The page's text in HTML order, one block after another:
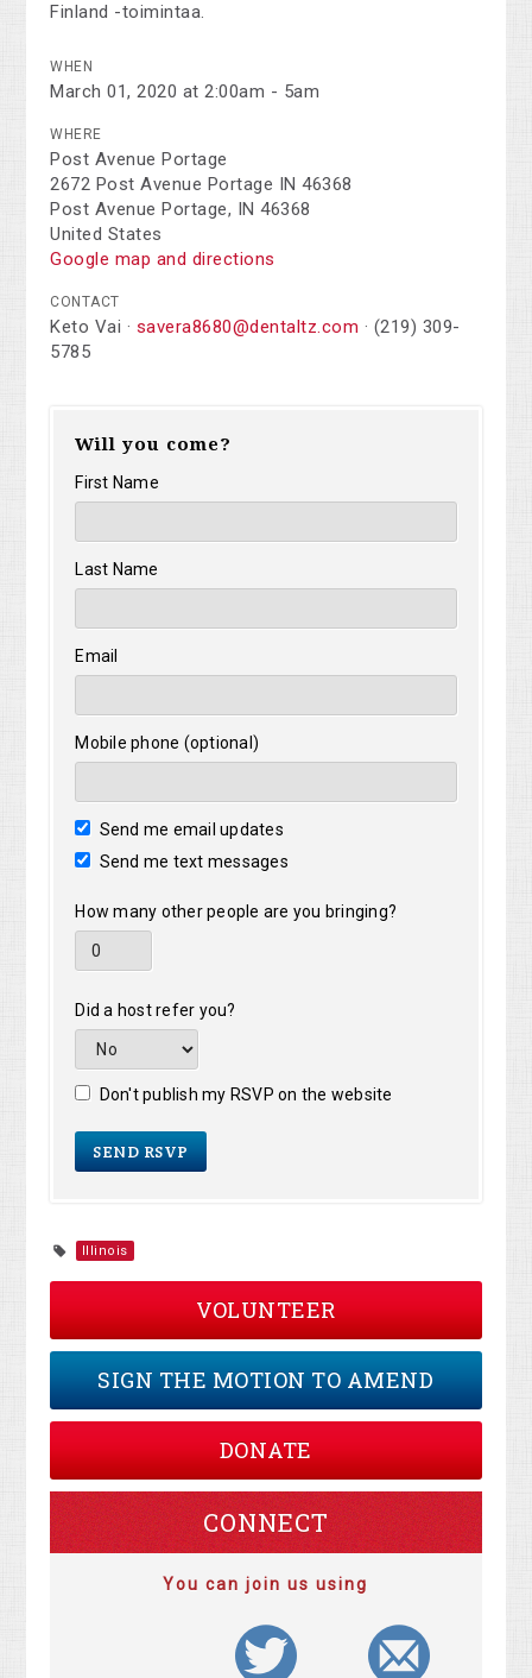
Finland -toimintaa.
WHEN
March 01, 2020 at 2:00am - 5am
WHERE
Post Avenue Portage
2672 Post Avenue Portage IN 46368
Post Avenue Portage, IN 46368
United States
Google map and directions
CONTACT
Keto Vai · savera8680@dentaltz.com · (219) 309-
5785
Will you come?
First Name
Last Name
Email
Mobile phone (optional)
Send me email updates
Send me text messages
How many other people are you bringing?
Did a host refer you?
Don't publish my RSVP on the website
Illinois
VOLUNTEER
SIGN THE MOTION TO AMEND
DONATE
CONNECT
You can join us using